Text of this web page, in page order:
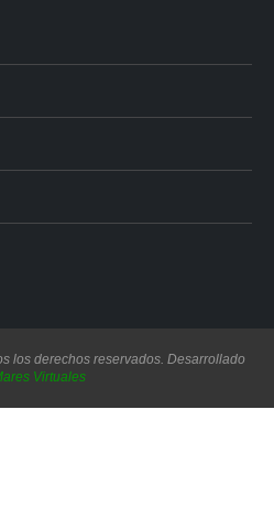
los derechos reservados. Desarrollado
Virtuales